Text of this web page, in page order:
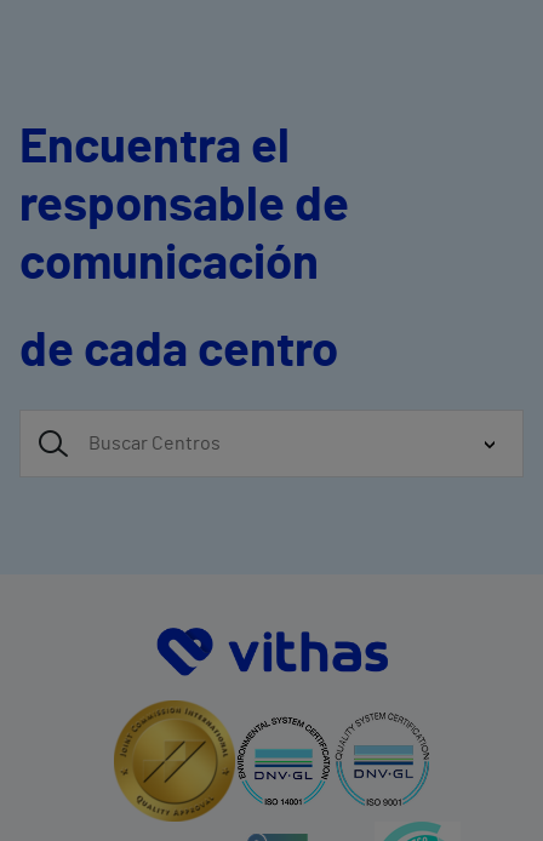
Encuentra el
responsable de
comunicación
de cada centro